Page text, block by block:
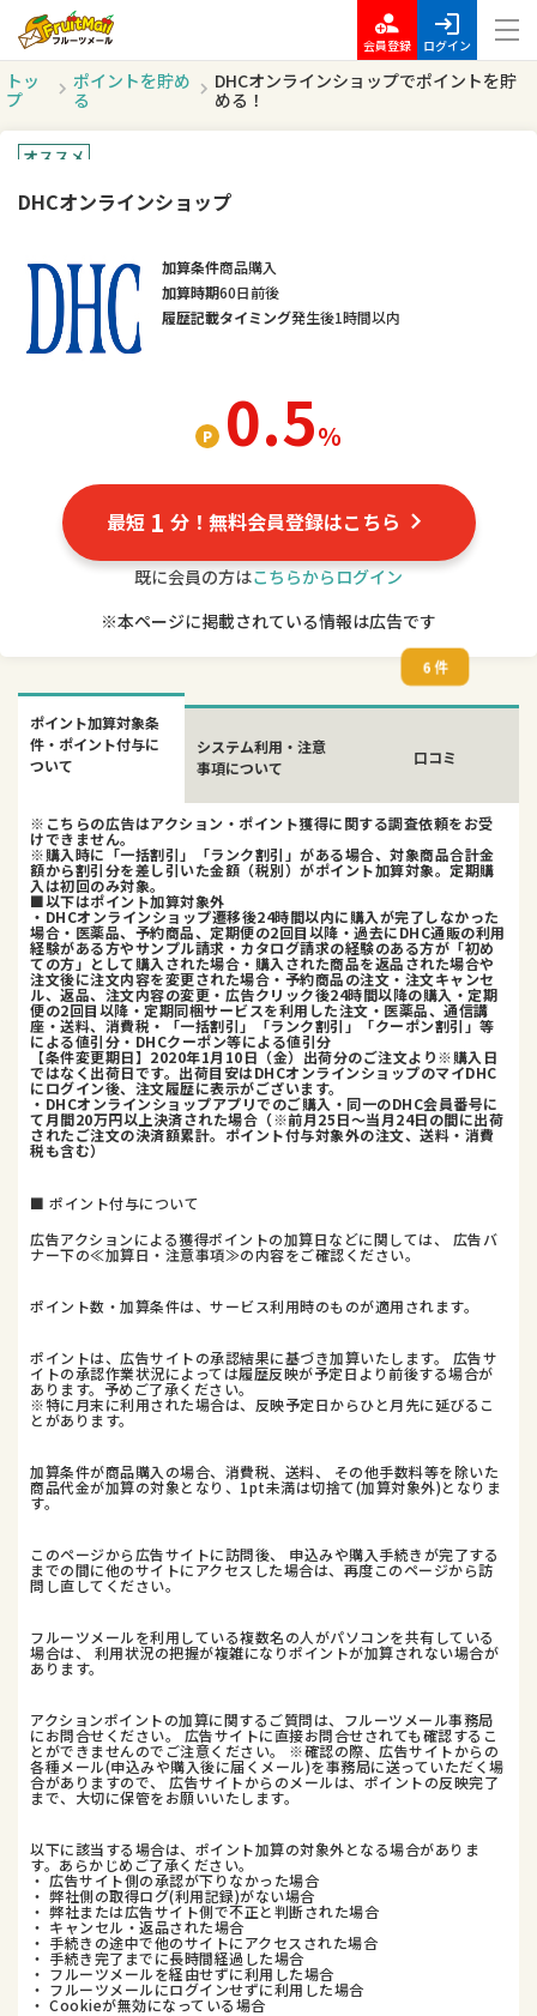
会員登録 ログイン
トッ
プ
ポイントを貯め
る
DHCオンラインショップでポイントを貯
める！
オススメ
DHCオンラインショップ
0.5％
加算条件商品購入
加算時期60日前後
履歴記載タイミング発生後1時間以内
最短 1 分！無料会員登録はこちら
既に会員の方はこちらからログイン
※本ページに掲載されている情報は広告です
ポイント加算対象条
件・ポイント付与に
ついて
システム利用・注意
事項について
口コミ
6 件
※こちらの広告はアクション・ポイント獲得に関する調査依頼をお受
けできません。
※購入時に「一括割引」「ランク割引」がある場合、対象商品合計金
額から割引分を差し引いた金額（税別）がポイント加算対象。定期購
入は初回のみ対象。
■以下はポイント加算対象外
・DHCオンラインショップ遷移後24時間以内に購入が完了しなかった
場合・医薬品、予約商品、定期便の2回目以降・過去にDHC通販の利用
経験がある方やサンプル請求・カタログ請求の経験のある方が「初め
ての方」として購入された場合・購入された商品を返品された場合や
注文後に注文内容を変更された場合・予約商品の注文・注文キャンセ
ル、返品、注文内容の変更・広告クリック後24時間以降の購入・定期
便の2回目以降・定期同梱サービスを利用した注文・医薬品、通信講
座・送料、消費税・「一括割引」「ランク割引」「クーポン割引」等
による値引分・DHCクーポン等による値引分
【条件変更期日】2020年1月10日（金）出荷分のご注文より※購入日
ではなく出荷日です。出荷目安はDHCオンラインショップのマイDHC
にログイン後、注文履歴に表示がございます。
・DHCオンラインショップアプリでのご購入・同一のDHC会員番号に
て月間20万円以上決済された場合（※前月25日〜当月24日の間に出荷
されたご注文の決済額累計。ポイント付与対象外の注文、送料・消費
税も含む）
■ ポイント付与について
広告アクションによる獲得ポイントの加算日などに関しては、 広告バ
ナー下の≪加算日・注意事項≫の内容をご確認ください。
ポイント数・加算条件は、サービス利用時のものが適用されます。
ポイントは、広告サイトの承認結果に基づき加算いたします。 広告サ
イトの承認作業状況によっては履歴反映が予定日より前後する場合が
あります。予めご了承ください。
※特に月末に利用された場合は、反映予定日からひと月先に延びるこ
とがあります。
加算条件が商品購入の場合、消費税、送料、 その他手数料等を除いた
商品代金が加算の対象となり、1pt未満は切捨て(加算対象外)となりま
す。
このページから広告サイトに訪問後、 申込みや購入手続きが完了する
までの間に他のサイトにアクセスした場合は、再度このページから訪
問し直してください。
フルーツメールを利用している複数名の人がパソコンを共有している
場合は、 利用状況の把握が複雑になりポイントが加算されない場合が
あります。
アクションポイントの加算に関するご質問は、フルーツメール事務局
にお問合せください。 広告サイトに直接お問合せされても確認するこ
とができませんのでご注意ください。 ※確認の際、広告サイトからの
各種メール(申込みや購入後に届くメール)を事務局に送っていただく場
合がありますので、 広告サイトからのメールは、ポイントの反映完了
まで、大切に保管をお願いいたします。
以下に該当する場合は、ポイント加算の対象外となる場合がありま
す。あらかじめご了承ください。
・ 広告サイト側の承認が下りなかった場合
・ 弊社側の取得ログ(利用記録)がない場合
・ 弊社または広告サイト側で不正と判断された場合
・ キャンセル・返品された場合
・ 手続きの途中で他のサイトにアクセスされた場合
・ 手続き完了までに長時間経過した場合
・ フルーツメールを経由せずに利用した場合
・ フルーツメールにログインせずに利用した場合
・ Cookieが無効になっている場合